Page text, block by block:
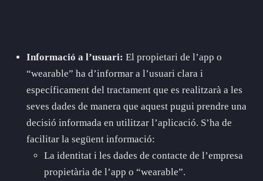
Informació a l’usuari: El propietari de l’app o
“wearable” ha d’informar a l’usuari clara i
específicament del tractament que es realitzarà a les
seves dades de manera que aquest pugui prendre una
decisió informada en utilitzar l’aplicació. S’ha de
facilitar la següent informació:
La identitat i les dades de contacte de l’empresa
propietària de l’app o “wearable”.